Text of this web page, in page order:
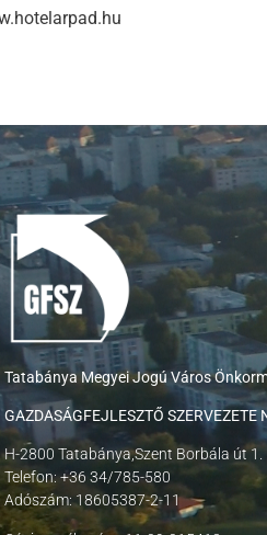
Tatabánya Megyei Jogú Város
GAZDASÁGFEJLESZTŐ SZERVEZETE
H-2800 Tatabánya,Szent Borbála út 1.
Telefon: +36 34/785-580
Adószám: 18605387-2-11